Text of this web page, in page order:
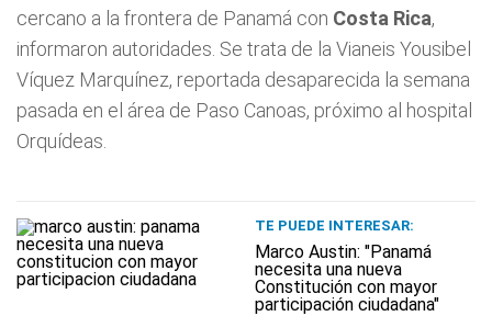
cercano a la frontera de Panamá con Costa Rica,
informaron autoridades. Se trata de la Vianeis Yousibel
Víquez Marquínez, reportada desaparecida la semana
pasada en el área de Paso Canoas, próximo al hospital
Orquídeas.
TE PUEDE INTERESAR:
Marco Austin: "Panamá
necesita una nueva
Constitución con mayor
participación ciudadana"